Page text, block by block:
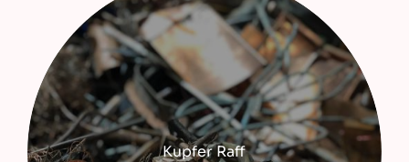
Kupfer Raff